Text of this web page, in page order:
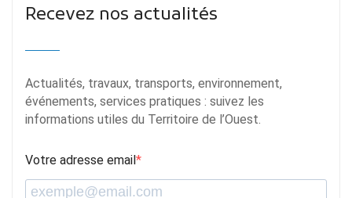
Recevez nos actualités
Actualités, travaux, transports, environnement,
événements, services pratiques : suivez les
informations utiles du Territoire de l’Ouest.
Votre adresse email